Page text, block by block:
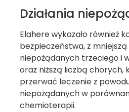
Działania
Elahere wykazało również
bezpieczeństwa, z
niepożądanych trzeciego i
oraz niższą liczbą chorych,
przerwać leczenie z
niepożądanych w
chemioterapii.